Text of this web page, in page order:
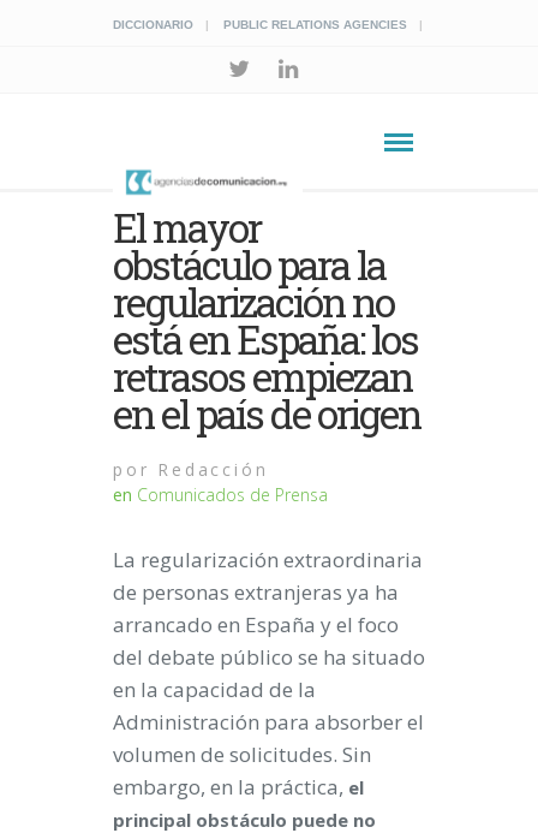
DICCIONARIO PUBLIC RELATIONS AGENCIES
El mayor
obstáculo para la
regularización no
está en España: los
retrasos empiezan
en el país de origen
por Redacción
en Comunicados de Prensa
La regularización extraordinaria
de personas extranjeras ya ha
arrancado en España y el foco
del debate público se ha situado
en la capacidad de la
Administración para absorber el
volumen de solicitudes. Sin
embargo, en la práctica, el
principal obstáculo puede no